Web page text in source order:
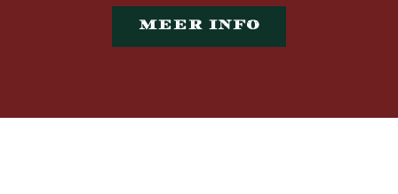
MEER INFO